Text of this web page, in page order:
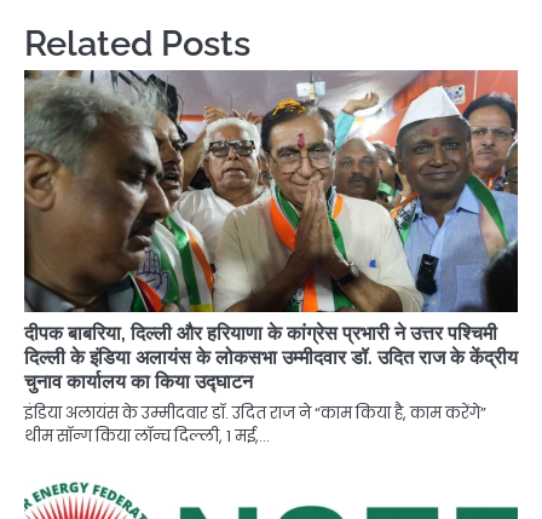
Related Posts
दीपक बाबरिया, दिल्ली और हरियाणा के कांग्रेस प्रभारी ने उत्तर पश्चिमी
दिल्ली के इंडिया अलायंस के लोकसभा उम्मीदवार डॉ. उदित राज के केंद्रीय
चुनाव कार्यालय का किया उद्घाटन
इंडिया अलायंस के उम्मीदवार डॉ. उदित राज ने “काम किया है, काम करेंगे”
थीम सॉन्ग किया लॉन्च दिल्ली, 1 मई,…